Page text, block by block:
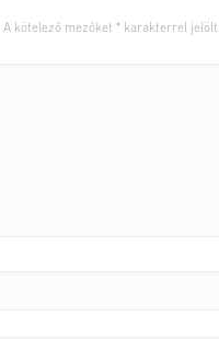
A kötelező mezőket * karakterrel